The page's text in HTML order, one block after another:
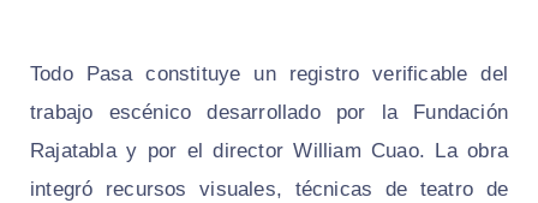
Todo Pasa constituye un registro verificable del
trabajo escénico desarrollado por la Fundación
Rajatabla y por el director William Cuao. La obra
integró recursos visuales, técnicas de teatro de